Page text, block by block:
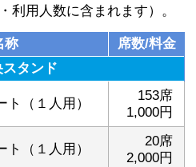
利用人数に含まれます）。
称
席数/料金
スタンド
ト（１人用）
153席
1,000円
ト（１人用）
20席
2,000円